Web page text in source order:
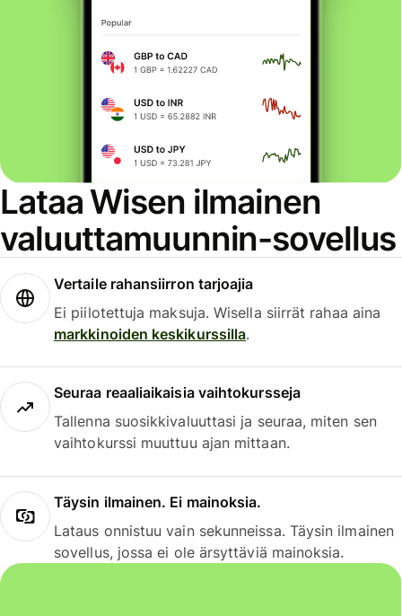
Lataa Wisen ilmainen
valuuttamuunnin-sovellus
Vertaile rahansiirron tarjoajia
Ei piilotettuja maksuja. Wisella siirrät rahaa aina
markkinoiden keskikurssilla.
Seuraa reaaliaikaisia vaihtokursseja
Tallenna suosikkivaluuttasi ja seuraa, miten sen
vaihtokurssi muuttuu ajan mittaan.
Täysin ilmainen. Ei mainoksia.
Lataus onnistuu vain sekunneissa. Täysin ilmainen
sovellus, jossa ei ole ärsyttäviä mainoksia.